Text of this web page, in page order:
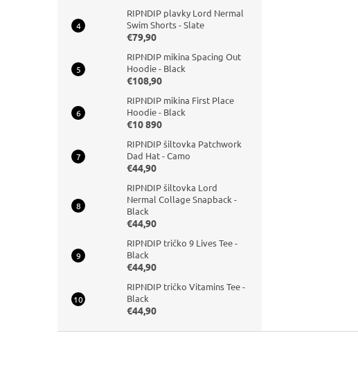
RIPNDIP plavky Lord Nermal
Swim Shorts - Slate
€79,90
RIPNDIP mikina Spacing Out
Hoodie - Black
€108,90
RIPNDIP mikina First Place
Hoodie - Black
€10 890
RIPNDIP šiltovka Patchwork
Dad Hat - Camo
€44,90
RIPNDIP šiltovka Lord
Nermal Collage Snapback -
Black
€44,90
RIPNDIP tričko 9 Lives Tee -
Black
€44,90
RIPNDIP tričko Vitamins Tee -
Black
€44,90